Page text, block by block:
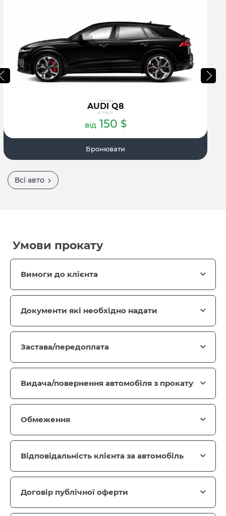
Оренда
AUDI Q8
в Києві
від 150 $
Бронювати
Всі авто
Умови прокату
Вимоги до клієнта
Документи які необхідно надати
Застава/передоплата
Видача/повернення автомобіля з прокату
Обмеження
Відповідальність клієнта за автомобіль
Договір публічної оферти